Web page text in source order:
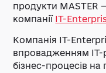
продукти MASTER
компанії IT-
Компанія IT-
впровадженням ІТ-
бізнес-процесів на